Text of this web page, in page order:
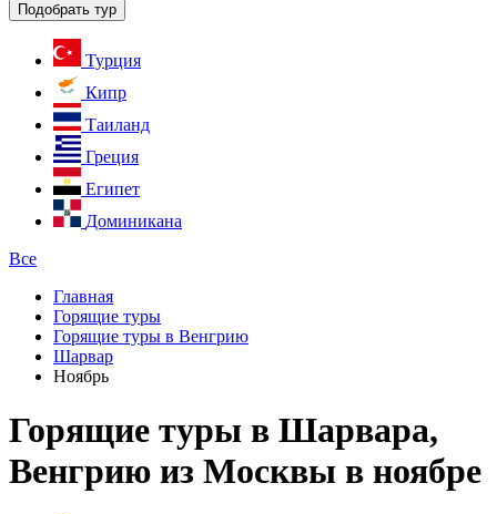
Подобрать тур
Турция
Кипр
Таиланд
Греция
Египет
Доминикана
Все
Главная
Горящие туры
Горящие туры в Венгрию
Шарвар
Ноябрь
Горящие туры в Шарвара,
Венгрию из Москвы в ноябре